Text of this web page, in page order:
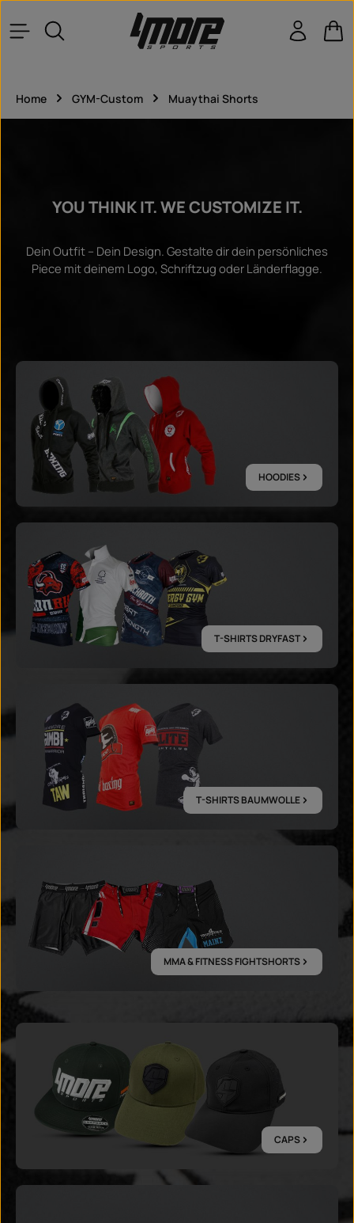
Zum Hauptinhalt springen
Home GYM-Custom Muaythai Shorts
YOU THINK IT. WE CUSTOMIZE IT.
Dein Outfit – Dein Design. Gestalte dir dein persönliches
Piece mit deinem Logo, Schriftzug oder Länderflagge.
HOODIES
HOODIES
T-SHIRTS DRYFAST
T-SHIRTS DRYFAST
T-SHIRTS BAUMWOLLE
MMA & FITNESS FIGHTSHORTS
CAPS
CAPS
MUAYTHAI SHORTS